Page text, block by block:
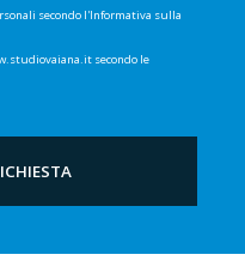
secondo l'Informativa sulla
secondo le